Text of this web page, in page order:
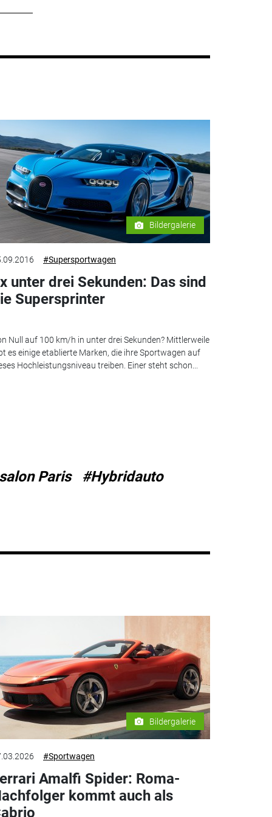
Bildergalerie
#Supersportwagen
unter drei Sekunden: Das sind
Supersprinter
Null auf 100 km/h in unter drei Sekunden? Mittlerweile
es einige etablierte Marken, die ihre Sportwagen auf
Hochleistungsniveau treiben. Einer steht schon...
Paris #Hybridauto
Bildergalerie
#Sportwagen
Amalfi Spider: Roma-
kommt auch als